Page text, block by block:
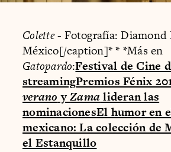
Colette- Fotografía: Diamond
México[/caption]* * *Más en
Gatopardo:Festival de Cine
streamingPremios Fénix
verano yZama lideran las
nominacionesEl humor en
mexicano: La colección de
el Estanquillo